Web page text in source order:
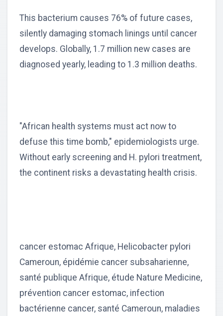
This bacterium causes 76% of future cases,
silently damaging stomach linings until cancer
develops. Globally, 1.7 million new cases are
diagnosed yearly, leading to 1.3 million deaths.
"African health systems must act now to
defuse this time bomb," epidemiologists urge.
Without early screening and H. pylori treatment,
the continent risks a devastating health crisis.
cancer estomac Afrique, Helicobacter pylori
Cameroun, épidémie cancer subsaharienne,
santé publique Afrique, étude Nature Medicine,
prévention cancer estomac, infection
bactérienne cancer, santé Cameroun, maladies